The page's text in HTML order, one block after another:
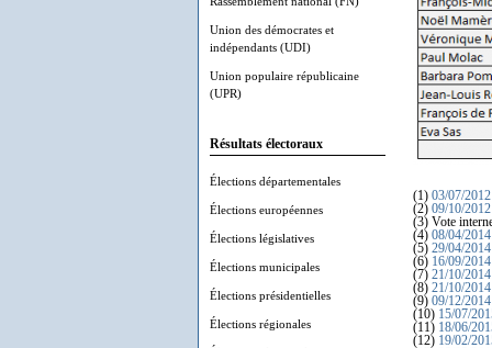
Union des démocrates et
indépendants (UDI)
Union populaire républicaine
(UPR)
Résultats électoraux
Élections départementales
Élections européennes
Élections législatives
Élections municipales
Élections présidentielles
Élections régionales
(1) 03/07/2012
(2) 09/10/2012
(3) Vote
(4) 08/04/2014
(5) 29/04/2014
(6) 16/09/2014
(7) 21/10/2014
(8) 21/10/2014
(9) 09/12/2014
(10) 15/07/
(11) 18/06/
(12) 19/02/